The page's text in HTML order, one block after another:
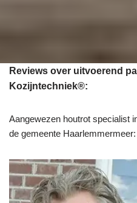
Reviews over uitvoerend
Kozijntechniek®:
Aangewezen houtrot specialist
de gemeente